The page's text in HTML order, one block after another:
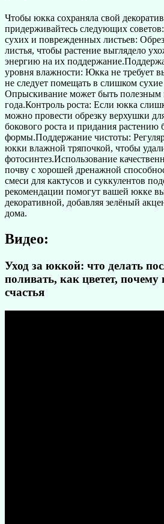
Чтобы юкка сохраняла свой
придерживайтесь следующих
сухих и поврежденных листьев:
листья, чтобы растение выглядело
энергию на их
уровня влажности: Юкка не требует
не следует помещать в слишком сухие
Опрыскивание может быть полезным
года.Контроль роста: Если юкка
можно провести обрезку верхушки
бокового роста и придания растению
формы.Поддержание чистоты:
юкки влажной тряпочкой, чтобы
фотосинтез.Использование
почву с хорошей дренажной
смеси для кактусов и суккулентов
рекомендации помогут вашей юкке
декоративной, добавляя зелёный
дома.
Видео:
Уход за юккой: что делать
поливать, как цветет,
счастья